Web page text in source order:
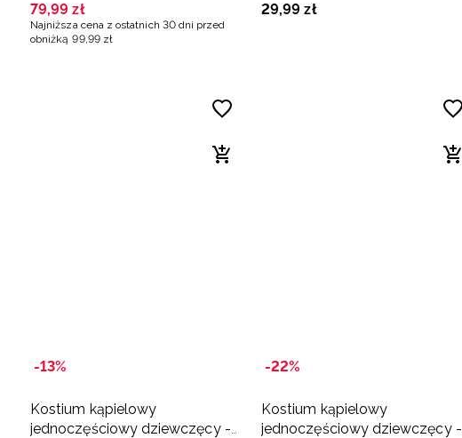
79,99 zł
Najniższa cena z ostatnich 30 dni przed
obniżką 99,99 zł
29,99 zł
-13%
Kostium kąpielowy
jednoczęściowy dziewczęcy -
-22%
Kostium kąpielowy
jednoczęściowy dziewczęcy -